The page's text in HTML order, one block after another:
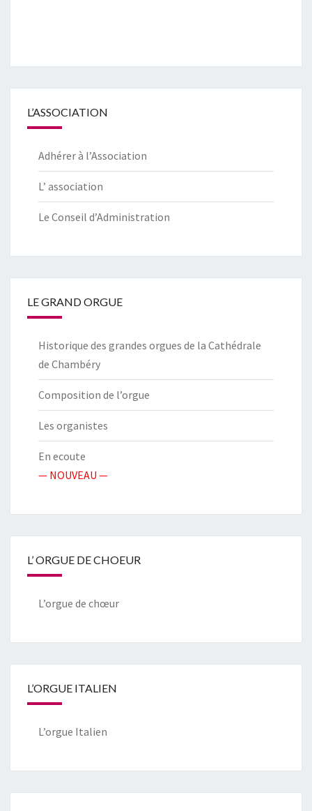
L’ASSOCIATION
Adhérer à l’Association
L’ association
Le Conseil d’Administration
LE GRAND ORGUE
Historique des grandes orgues de la Cathédrale
de Chambéry
Composition de l’orgue
Les organistes
En ecoute
— NOUVEAU —
L’ ORGUE DE CHOEUR
L’orgue de chœur
L’ORGUE ITALIEN
L’orgue Italien